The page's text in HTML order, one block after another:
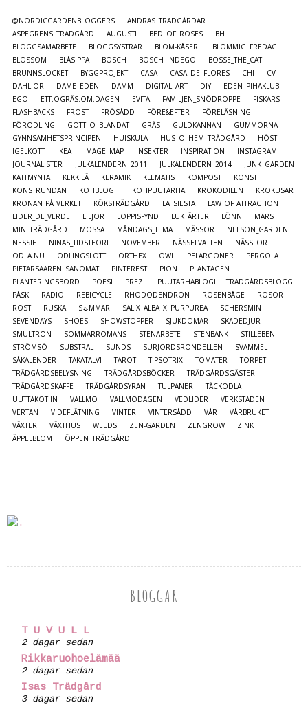
@NORDICGARDENBLOGGERS
ANDRAS TRÄDGÅRDAR
ASPEGRENS TRÄDGÅRD
AUGUSTI BED OF ROSES
BH
BLOGGSAMARBETE
BLOGGSYSTRAR BLOM-KÅSERI
BLOMMIG FREDAG
BLOSSOM
BLÅSIPPA BOSCH BOSCH INDEGO
BOSSE_THE_CAT
BRUNNSLOCKET
BYGGPROJEKT CASA CASA DE FLORES CHI
CV
DAHLIOR
DAME EDEN DAMM DIGITAL ART DIY
EDEN PIHAKLUBI
EGO
ETT.OGRÄS.OM.DAGEN EVITA FAMILJEN_SNÖDROPPE
FISKARS
FLASHBACKS
FROST FRÖSÅDD FÖRE&EFTER
FÖRELÄSNING
FÖRODLING
GOTT O BLANDAT GRÄS GULDKANNAN
GUMMORNA
GYNNSAMHETSPRINCIPEN
HUISKULA HUS O HEM TRÄDGÅRD
HÖST
IGELKOTT
IKEA IMAGE MAP INSEKTER INSPIRATION
INSTAGRAM
JOURNALISTER
JULKALENDERN 2011 JULKALENDERN 2014
JUNK GARDEN
KATTMYNTA
KEKKILÄ KERAMIK KLEMATIS KOMPOST
KONST
KONSTRUNDAN
KOTIBLOGIT KOTIPUUTARHA KROKODILEN
KROKUSAR
KRONAN_PÅ_VERKET
KÖKSTRÄDGÅRD LA SIESTA
LAW_OF_ATTRACTION
LIDER_DE_VERDE
LILJOR LOPPISFYND LUKTÄRTER LÖNN
MARS
MIN TRÄDGÅRD
MOSSA MÅNDAGS_TEMA MÄSSOR
NELSON_GARDEN
NESSIE
NINAS_TIDSTEORI NOVEMBER NÄSSELVATTEN
NÄSSLOR
ODLA.NU
ODLINGSLOTT ORTHEX OWL PELARGONER
PERGOLA
PIETARSAAREN SANOMAT
PINTEREST PION
PLANTAGEN
PLANTERINGSBORD
POESI PREZI
PUUTARHABLOGI | TRÄDGÅRDSBLOGG
PÅSK
RADIO REBICYCLE RHODODENDRON ROSENBÅGE
ROSOR
ROST
RUSKA S☼MMAR SALIX ALBA X PURPUREA
SCHERSMIN
SEVENDAYS
SHOES SHOWSTOPPER SJUKDOMAR
SKADEDJUR
SMULTRON
SOMMARROMANS STENARBETE STENBÄNK
STILLEBEN
STRÖMSÖ
SUBSTRAL SUNDS SURJORDSRONDELLEN
SVAMMEL
SÅKALENDER
TAKATALVI TAROT TIPSOTRIX TOMATER
TORPET
TRÄDGÅRDSBELYSNING
TRÄDGÅRDSBÖCKER
TRÄDGÅRDSGÄSTER
TRÄDGÅRDSKAFFE
TRÄDGÅRDSYRAN TULPANER
TÄCKODLA
UUTTAKOTIIN
VALLMO VALLMODAGEN VEDLIDER
VERKSTADEN
VERTAN
VIDEFLÄTNING VINTER VINTERSÅDD VÅR
VÅRBRUKET
VÄXTER
VÄXTHUS WEEDS ZEN-GARDEN ZENGROW
ZINK
ÄPPELBLOM
ÖPPEN TRÄDGÅRD
BLOGGAR
T U V U L L
2 dagar sedan
Rikkaruohoelämää
2 dagar sedan
Isas Trädgård
3 dagar sedan